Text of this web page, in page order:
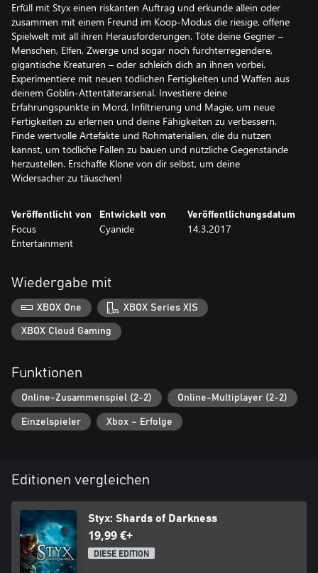
Erfüll mit Styx einen riskanten Auftrag und erkunde allein oder
zusammen mit einem Freund im Koop-Modus die riesige, offene
Spielwelt mit all ihren Herausforderungen. Töte deine Gegner –
Menschen, Elfen, Zwerge und sogar noch furchterregendere,
gigantische Kreaturen – oder schleich dich an ihnen vorbei.
Experimentiere mit neuen tödlichen Fertigkeiten und Waffen aus
deinem Goblin-Attentäterarsenal. Investiere deine
Erfahrungspunkte in Mord, Infiltrierung und Magie, um neue
Fertigkeiten zu erlernen und deine Fähigkeiten zu verbessern.
Finde wertvolle Artefakte und Rohmaterialien, die du nutzen
kannst, um tödliche Fallen zu bauen und nützliche Gegenstände
herzustellen. Erschaffe Klone von dir selbst, um deine
Widersacher zu täuschen!
Veröffentlicht von
Focus
Entertainment
Entwickelt von
Cyanide
Veröffentlichungsdatum
14.3.2017
Wiedergabe mit
XBOX One XBOX Series X|S
XBOX Cloud Gaming
Funktionen
Online-Zusammenspiel (2-2) Online-Multiplayer (2-2)
Einzelspieler Xbox – Erfolge
Editionen vergleichen
Styx: Shards of Darkness
19,99 €+
DIESE EDITION